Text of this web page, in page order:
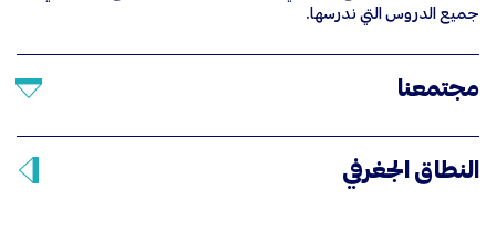
جميع الدروس التي ندرسها.
مجتمعنا
النطاق الجغرفي